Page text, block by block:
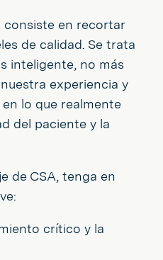
consiste en recortar
de calidad. Se trata
inteligente, no más
experiencia y
lo que realmente
del paciente y la
de CSA, tenga en
crítico y la